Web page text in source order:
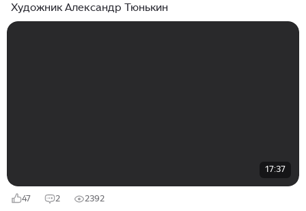
Художник Александр Тюнькин
17:37
47 2 2392